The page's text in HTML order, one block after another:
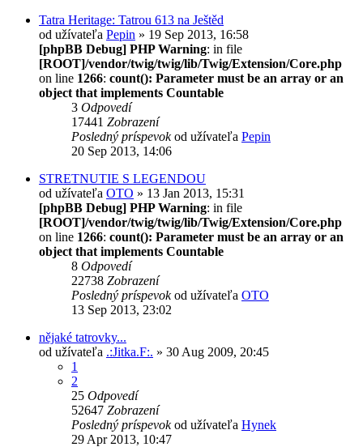
Tatra Heritage: Tatrou 613 na Ještěd
od užívateľa Pepin » 19 Sep 2013, 16:58
[phpBB Debug] PHP Warning: in file
[ROOT]/vendor/twig/twig/lib/Twig/Extension/Core.php
on line 1266: count(): Parameter must be an array or an
object that implements Countable
3 Odpovedí
17441 Zobrazení
Posledný príspevokod užívateľa Pepin
20 Sep 2013, 14:06
STRETNUTIE S LEGENDOU
od užívateľa OTO » 13 Jan 2013, 15:31
[phpBB Debug] PHP Warning: in file
[ROOT]/vendor/twig/twig/lib/Twig/Extension/Core.php
on line 1266: count(): Parameter must be an array or an
object that implements Countable
8 Odpovedí
22738 Zobrazení
Posledný príspevokod užívateľa OTO
13 Sep 2013, 23:02
nějaké tatrovky...
od užívateľa .:Jitka.F:. » 30 Aug 2009, 20:45
1
2
25 Odpovedí
52647 Zobrazení
Posledný príspevokod užívateľa Hynek
29 Apr 2013, 10:47